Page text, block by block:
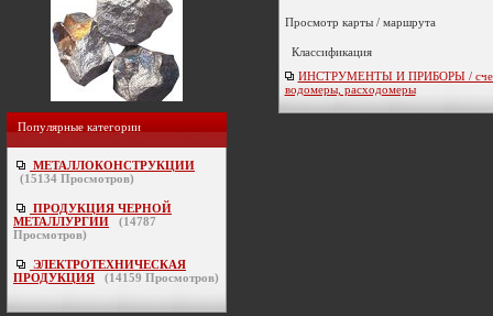
Популярные категории
МЕТАЛЛОКОНСТРУКЦИИ
(15134 Просмотров)
ПРОДУКЦИЯ ЧЕРНОЙ
МЕТАЛЛУРГИИ
(14787
Просмотров)
ЭЛЕКТРОТЕХНИЧЕСКАЯ
ПРОДУКЦИЯ
(14159 Просмотров)
Просмотр карты / маршрута
Классификация
ИНСТРУМЕНТЫ И ПРИБОРЫ /
водомеры, расходомеры